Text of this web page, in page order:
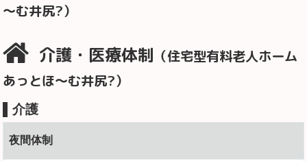
～む井尻?）
介護・医療体制 （住宅型有料老人ホーム
あっとほ～む井尻?）
介護
夜間体制